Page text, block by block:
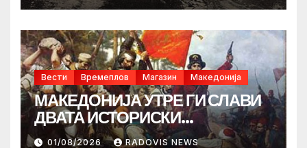
Вести Времеплов Магазин Македонија
МАКЕДОНИЈА УТРЕ ГИ СЛАВИ
ДВАТА ИСТОРИСКИ
ИЛИНДЕНА!
01/08/2026 RADOVIS NEWS